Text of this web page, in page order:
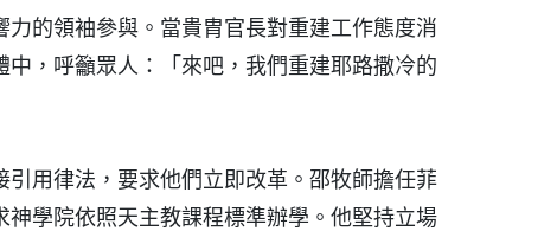
的領袖參與。當貴胄官長對重建工作態度消
，呼籲眾人：「來吧，我們重建耶路撒冷的
用律法，要求他們立即改革。邵牧師擔任菲
學院依照天主教課程標準辦學。他堅持立場